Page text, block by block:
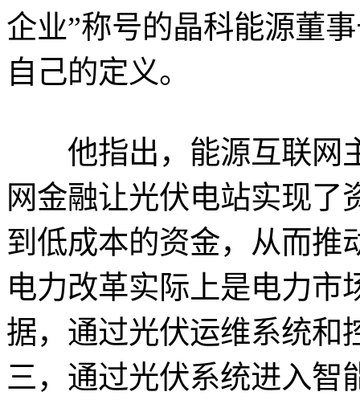
企业”称号的晶科能源董
自己的定义。
他指出，能源互联网
网金融让光伏电站实现了
到低成本的资金，从而推
电力改革实际上是电力市
据，通过光伏运维系统和
三，通过光伏系统进入智